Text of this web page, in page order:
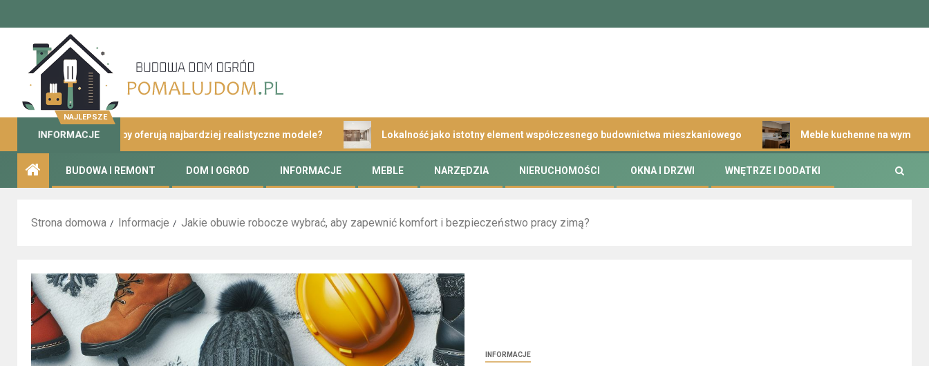
NAJLEPSZE
INFORMACJE
– które sklepy oferują najbardziej realistyczne modele? Lokalność jako istotny element współczesnego budownictwa mieszkaniowego Meble kuchenne na wymiar wysokiej
BUDOWA I REMONT DOM I OGRÓD INFORMACJE MEBLE NARZĘDZIA NIERUCHOMOŚCI OKNA I DRZWI WNĘTRZE I DODATKI
Strona domowa Informacje Jakie obuwie robocze wybrać, aby zapewnić komfort i bezpieczeństwo pracy zimą?
INFORMACJE